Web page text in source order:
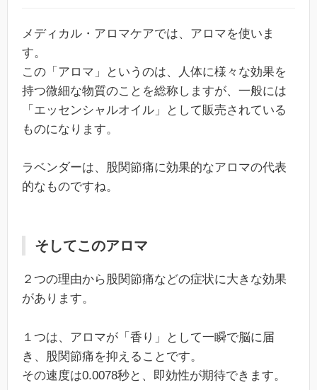
メディカル・アロマケアでは、アロマを使いま
す。
この「アロマ」というのは、人体に様々な効果を
持つ微細な物質のことを総称しますが、一般には
「エッセンシャルオイル」として販売されている
ものになります。
ラベンダーは、股関節痛に効果的なアロマの代表
的なものですね。
そしてこのアロマ
２つの理由から股関節痛などの症状に大きな効果
があります。
１つは、アロマが「香り」として一瞬で脳に届
き、股関節痛を抑えることです。
その速度は0.0078秒と、即効性が期待できます。